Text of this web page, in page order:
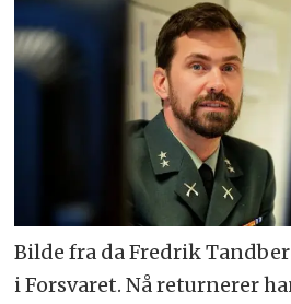
Bilde fra da Fredrik
i Forsvaret. Nå returnerer